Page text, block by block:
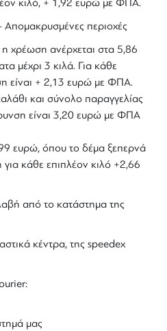
κιλό, + 1,92 ευρώ με ΦΠΑ.
περιοχές
η χρέωση ανέρχεται στα 5,86
μέχρι 3 κιλά. Για κάθε
είναι + 2,13 ευρώ με ΦΠΑ.
και σύνολο παραγγελίας
είναι 3,20 ευρώ με ΦΠΑ
ευρώ, όπου το δέμα ξεπερνά
κάθε επιπλέον κιλό +2,66
από το κατάστημα της
κέντρα, της speedex
μας